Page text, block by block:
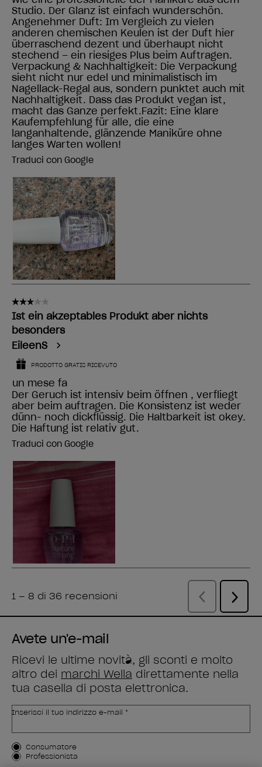
Avete un'e-mail
Ricevi le ultime novità, gli sconti e molto
altro dei marchi Wella direttamente nella
tua casella di posta elettronica.
Inserisci il tuo indirizzo e-mail *
Tipo di cliente
Consumatore
Professionista